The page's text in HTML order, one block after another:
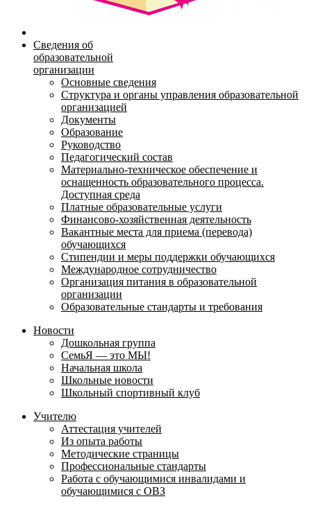
Сведения об
образовательной
организации
Основные сведения
Структура и органы управления образовательной
организацией
Документы
Образование
Руководство
Педагогический состав
Материально-техническое обеспечение и
оснащенность образовательного процесса.
Доступная среда
Платные образовательные услуги
Финансово-хозяйственная деятельность
Вакантные места для приема (перевода)
обучающихся
Стипендии и меры поддержки обучающихся
Международное сотрудничество
Организация питания в образовательной
организации
Образовательные стандарты и требования
Новости
Дошкольная группа
СемьЯ — это МЫ!
Начальная школа
Школьные новости
Школьный спортивный клуб
Учителю
Аттестация учителей
Из опыта работы
Методические страницы
Профессиональные стандарты
Работа с обучающимися инвалидами и
обучающимися с ОВЗ